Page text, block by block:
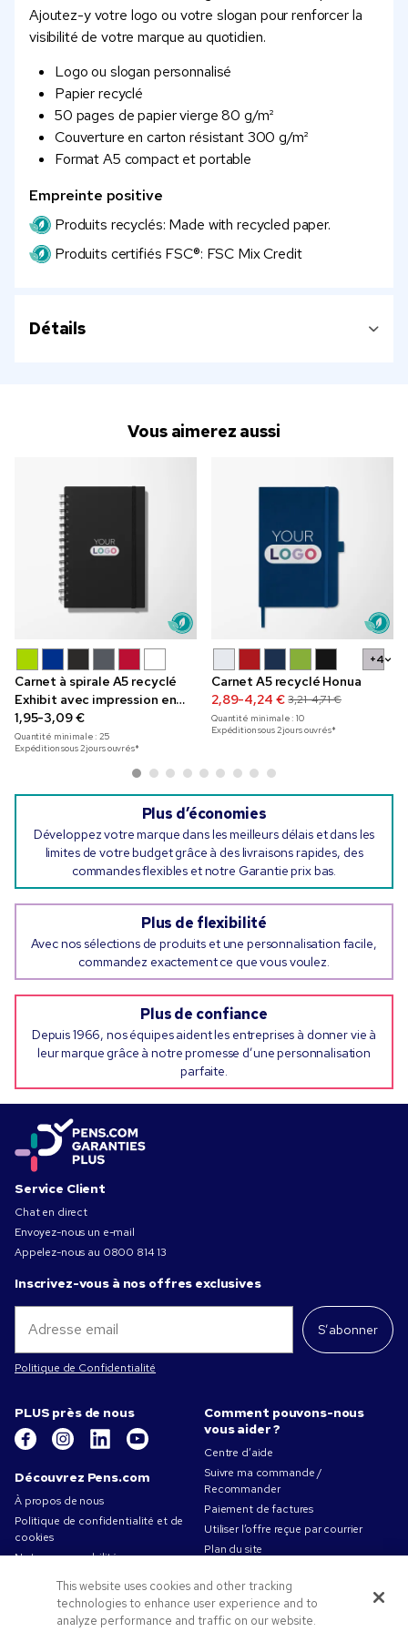
Ajoutez-y votre logo ou votre slogan pour renforcer la
visibilité de votre marque au quotidien.
Logo ou slogan personnalisé
Papier recyclé
50 pages de papier vierge 80 g/m²
Couverture en carton résistant 300 g/m²
Format A5 compact et portable
Empreinte positive
Produits recyclés: Made with recycled paper.
Produits certifiés FSC®: FSC Mix Credit
Détails
Vous aimerez aussi
Carnet à spirale A5 recyclé
Exhibit avec impression en
couleur
1,95-3,09 €
Quantité minimale :25
Expédition sous 2 jours ouvrés*
+4
Carnet A5 recyclé Honua
2,89-4,24 € 3,21-4,71 €
Quantité minimale :10
Expédition sous 2 jours ouvrés*
Plus d’économies
Développez votre marque dans les meilleurs délais et dans les
limites de votre budget grâce à des livraisons rapides, des
commandes flexibles et notre Garantie prix bas.
Plus de flexibilité
Avec nos sélections de produits et une personnalisation facile,
commandez exactement ce que vous voulez.
Plus de confiance
Depuis 1966, nos équipes aident les entreprises à donner vie à
leur marque grâce à notre promesse d’une personnalisation
parfaite.
Service Client
Chat en direct
Envoyez-nous un e-mail
Appelez-nous au 0800 814 13
Inscrivez-vous à nos offres exclusives
S’abonner
Politique de Confidentialité
PLUS près de nous
Découvrez Pens.com
À propos de nous
Politique de confidentialité et de
cookies
Notre responsabilité
Conditions d'utilisation
Conditions générales de vente
Travailler chez Pens.com
Comment pouvons-nous
vous aider ?
Centre d’aide
Suivre ma commande /
Recommander
Paiement de factures
Utiliser l’offre reçue par courrier
Plan du site
This website uses cookies and other tracking
technologies to enhance user experience and to
analyze performance and traffic on our website.